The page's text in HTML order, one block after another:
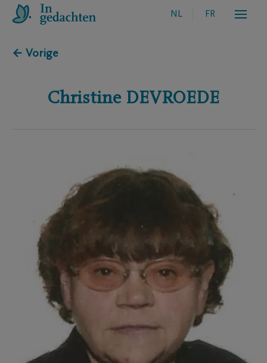
NL FR
← Vorige
Christine DEVROEDE